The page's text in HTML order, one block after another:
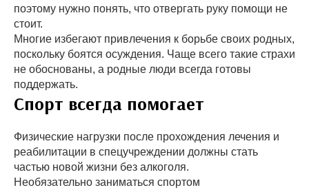
поэтому нужно понять, что отвергать руку помощи не
стоит.
Многие избегают привлечения к борьбе своих родных,
поскольку боятся осуждения. Чаще всего такие страхи
не обоснованы, а родные люди всегда готовы
поддержать.
Спорт всегда помогает
Физические нагрузки после прохождения лечения и
реабилитации в спецучреждении должны стать
частью новой жизни без алкоголя.
Необязательно заниматься спортом